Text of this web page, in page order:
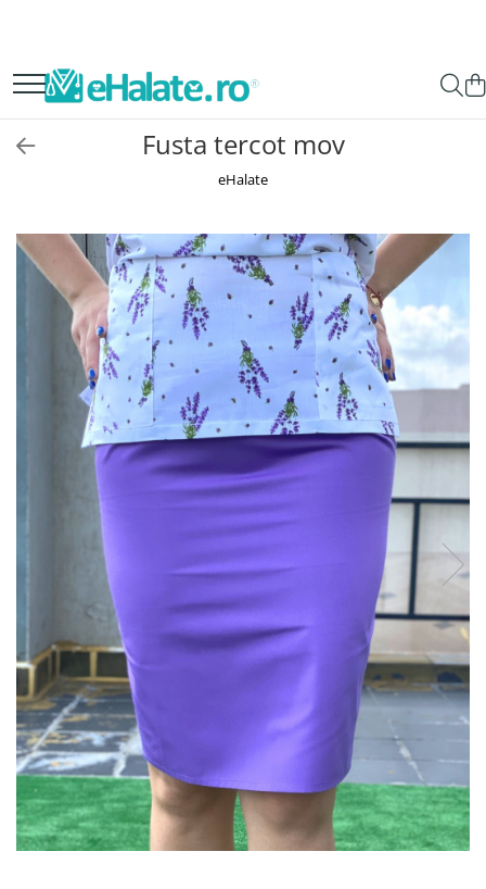
Toate Produsele
Costume Medicale
Bluze Unisex
Bluze Medicale
Bluze unisex cu imprimeuri
Bluze Maria
Bluze medicale uni
Halate medicale
Halate Bianca
Bluze Maria
Halate medicale femei
Halate medicale barbati
Halate medicale P2 cu
Halate medicale cu nasturi
Halate medicale cu fermoar
Halate medicale polar -
unisex
Halate medicale albe
Fuste, Sarafane
Sarafane Mira
Fuste medicale
Fusta tercot mov
eHalate